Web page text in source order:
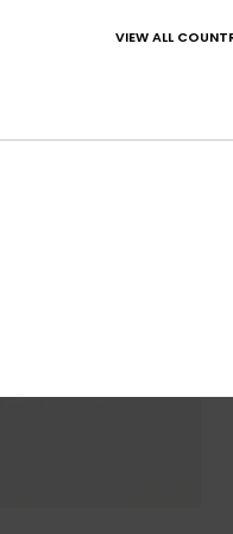
VIEW ALL